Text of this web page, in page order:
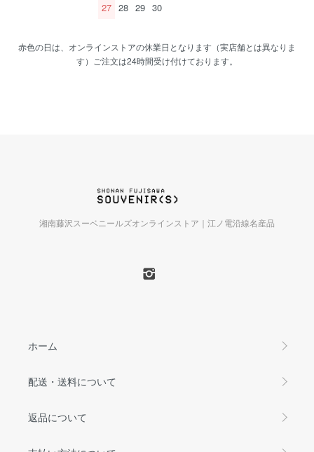
27 28 29 30
赤色の日は、オンラインストアの休業日となります（実店舗とは異なりま
す）ご注文は24時間受け付けております。
湘南藤沢スーベニールズオンラインストア｜江ノ電沿線名産品
ホーム
配送・送料について
返品について